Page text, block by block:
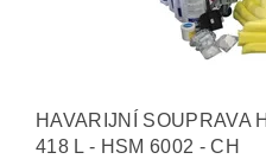
HAVARIJNÍ SOUPRAVA
418 L - HSM 6002 - CH